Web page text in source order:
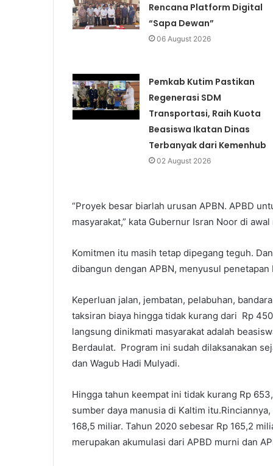
Rencana Platform Digital
“Sapa Dewan”
06 August 2026
Pemkab Kutim Pastikan
Regenerasi SDM
Transportasi, Raih Kuota
Beasiswa Ikatan Dinas
Terbanyak dari Kemenhub
02 August 2026
“Proyek besar biarlah urusan APBN. APBD
masyarakat,” kata Gubernur Isran Noor di
Komitmen itu masih tetap dipegang teguh.
dibangun dengan APBN, menyusul
Keperluan jalan, jembatan, pelabuhan,
taksiran biaya hingga tidak kurang dari Rp
langsung dinikmati masyarakat adalah
Berdaulat. Program ini sudah dilaksanakan
dan Wagub Hadi Mulyadi.
Hingga tahun keempat ini tidak kurang Rp
sumber daya manusia di Kaltim
168,5 miliar. Tahun 2020 sebesar Rp 165,2
merupakan akumulasi dari APBD murni dan